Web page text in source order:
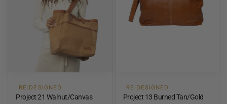
RE:DESIGNED
Project 21 Walnut/Canvas
RE:DESIGNED
Project 13 Burned Tan/Gold